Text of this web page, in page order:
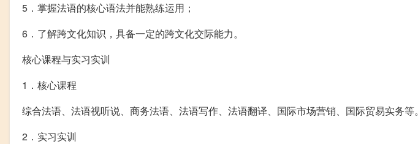
5．掌握法语的核心语法并能熟练运用；
6．了解跨文化知识，具备一定的跨文化交际能力。
核心课程与实习实训
1．核心课程
综合法语、法语视听说、商务法语、法语写作、法语翻译、国际市场营销、国际贸易实务等。
2．实习实训